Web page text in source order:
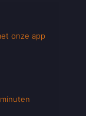
onze app